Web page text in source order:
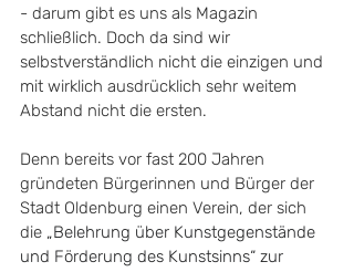
- darum gibt es uns als Magazin
schließlich. Doch da sind wir
selbstverständlich nicht die einzigen und
mit wirklich ausdrücklich sehr weitem
Abstand nicht die ersten.
Denn bereits vor fast 200 Jahren
gründeten Bürgerinnen und Bürger der
Stadt Oldenburg einen Verein, der sich
die „Belehrung über Kunstgegenstände
und Förderung des Kunstsinns“ zur